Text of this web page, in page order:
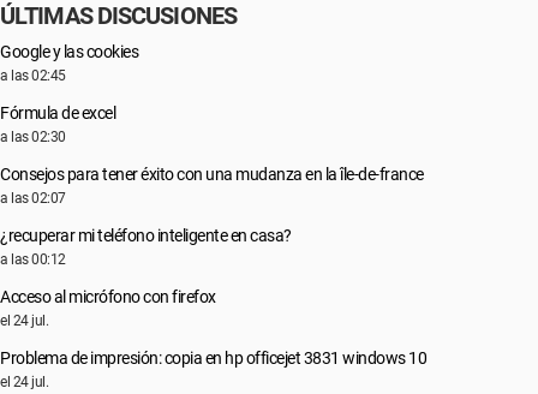
ÚLTIMAS DISCUSIONES
Google y las cookies
a las 02:45
Fórmula de excel
a las 02:30
Consejos para tener éxito con una mudanza en la île-de-france
a las 02:07
¿recuperar mi teléfono inteligente en casa?
a las 00:12
Acceso al micrófono con firefox
el 24 jul.
Problema de impresión: copia en hp officejet 3831 windows 10
el 24 jul.